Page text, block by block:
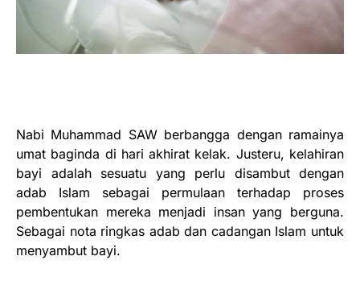
Nabi Muhammad SAW berbangga dengan ramainya
umat baginda di hari akhirat kelak. Justeru, kelahiran
bayi adalah sesuatu yang perlu disambut dengan
adab Islam sebagai permulaan terhadap proses
pembentukan mereka menjadi insan yang berguna.
Sebagai nota ringkas adab dan cadangan Islam untuk
menyambut bayi.